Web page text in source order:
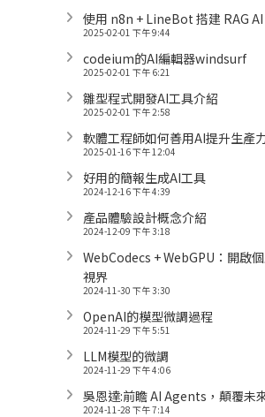
使用 n8n + LineBot 搭建 RAG AI
2025-02-01 下午 9:44
codeium的AI編輯器windsurf
2025-02-01 下午 6:21
雛型程式開發AI工具介紹
2025-02-01 下午 2:58
軟體工程師如何善用AI提升生產
2025-01-16 下午 12:04
好用的簡報生成AI工具
2024-12-16 下午 4:39
產品體驗設計概念介紹
2024-12-09 下午 3:18
WebCodecs + WebGPU：開啟
視界
2024-11-30 下午 3:30
OpenAI的模型微調過程
2024-11-29 下午 5:51
LLM模型的微調
2024-11-29 下午 4:06
吳恩達:前瞻 AI Agents，顛覆未
2024-11-28 下午 7:14